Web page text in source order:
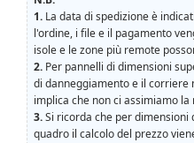
1. La data di spedizione è
l'ordine, i file e il pagamento
isole e le zone più remote
2. Per pannelli di dimensioni
di danneggiamento e il corriere
implica che non ci assimiamo
3.Si ricorda che per
quadro il calcolo del prezzo